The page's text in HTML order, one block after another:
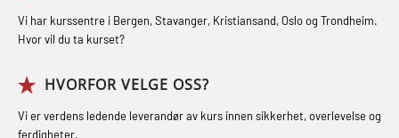
GSK Sikkerhetskurs offshore for
oljearbeidere (OBS1055)
GWO: BST – Offshore (Blended with
(RBSBLE018)
STCW Medisinsk førstehjelp
oppdatering (MBSBLE025)
STCW Oppdatering Medisinsk
Vi har kurssentre i Bergen, Stavanger, Kristiansand, Oslo og Trondheim.
Hvor vil du ta kurset?
HVORFOR VELGE OSS?
Vi er verdens ledende leverandør av kurs innen sikkerhet, overlevelse og
ferdigheter.